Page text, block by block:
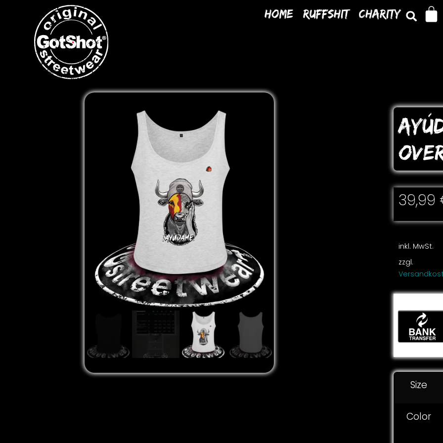
Home Ruffshit Charity
39,99
inkl. MwSt.
zzgl.
Size
Color